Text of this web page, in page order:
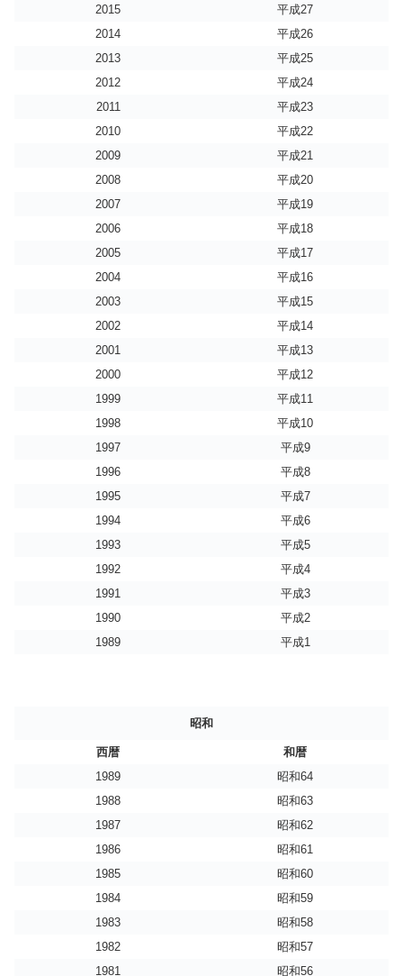
2015
平成27
2014
平成26
2013
平成25
2012
平成24
2011
平成23
2010
平成22
2009
平成21
2008
平成20
2007
平成19
2006
平成18
2005
平成17
2004
平成16
2003
平成15
2002
平成14
2001
平成13
2000
平成12
1999
平成11
1998
平成10
1997
平成9
1996
平成8
1995
平成7
1994
平成6
1993
平成5
1992
平成4
1991
平成3
1990
平成2
1989
平成1
昭和
西暦
和暦
1989
昭和64
1988
昭和63
1987
昭和62
1986
昭和61
1985
昭和60
1984
昭和59
1983
昭和58
1982
昭和57
1981
昭和56